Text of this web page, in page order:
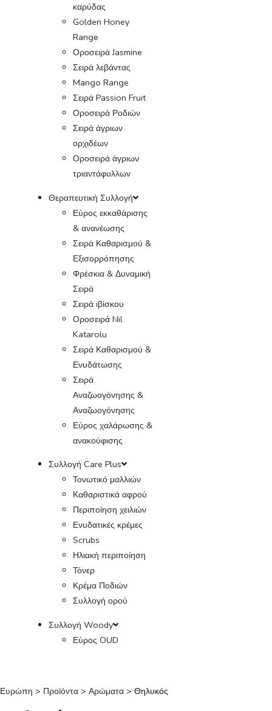
καρύδας
Golden Honey
Range
Οροσειρά Jasmine
Σειρά λεβάντας
Mango Range
Σειρά Passion Fruit
Οροσειρά Ροδιών
Σειρά άγριων
ορχιδέων
Οροσειρά άγριων
τριαντάφυλλων
Θεραπευτική Συλλογή
Εύρος εκκαθάρισης
& ανανέωσης
Σειρά Καθαρισμού &
Εξισορρόπησης
Φρέσκια & Δυναμική
Σειρά
Σειρά ιβίσκου
Οροσειρά Nil
Katarolu
Σειρά Καθαρισμού &
Ενυδάτωσης
Σειρά
Αναζωογόνησης &
Αναζωογόνησης
Εύρος χαλάρωσης &
ανακούφισης
Συλλογή Care Plus
Τονωτικό μαλλιών
Καθαριστικά αφρού
Περιποίηση χειλιών
Ενυδατικές κρέμες
Scrubs
Ηλιακή περιποίηση
Τόνερ
Κρέμα Ποδιών
Συλλογή ορού
Συλλογή Woody
Εύρος OUD
Ευρώπη > Προϊόντα > Αρώματα > Θηλυκός